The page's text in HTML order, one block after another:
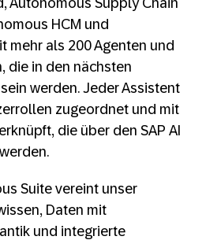
Autonomous Supply Chain
HCM und
mehr als 200 Agenten und
die in den nächsten
werden. Jeder Assistent
zugeordnet und mit
die über den SAP AI
Suite vereint unser
Daten mit
und integrierte